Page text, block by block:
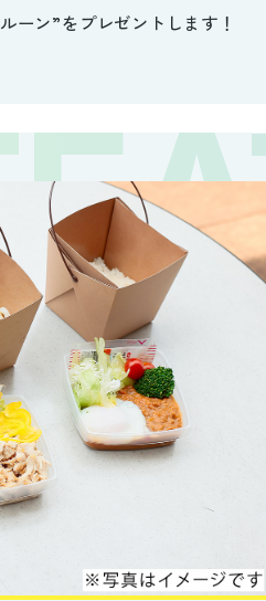
ーン”をプレゼントします！